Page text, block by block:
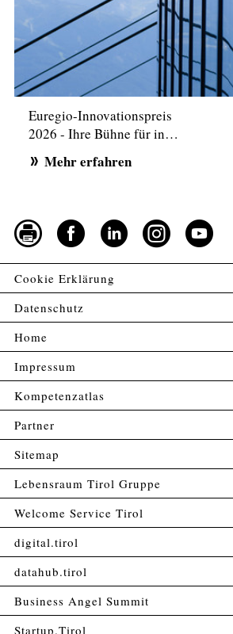
Euregio-Innovationspreis
2026 - Ihre Bühne für in…
Mehr erfahren
Cookie Erklärung
Datenschutz
Home
Impressum
Kompetenzatlas
Partner
Sitemap
Lebensraum Tirol Gruppe
Welcome Service Tirol
digital.tirol
datahub.tirol
Business Angel Summit
Startup.Tirol